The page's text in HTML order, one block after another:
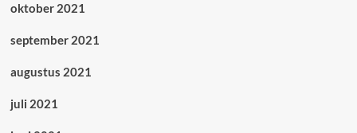
oktober 2021
september 2021
augustus 2021
juli 2021